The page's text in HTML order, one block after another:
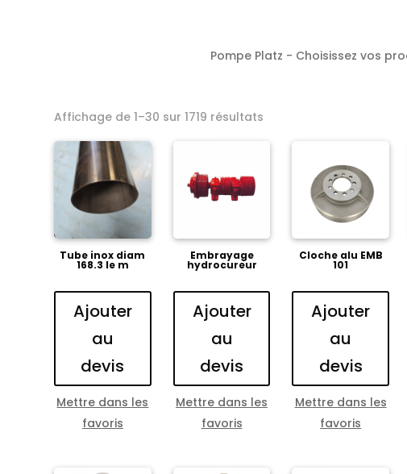
Pompe Platz - Choisissez vos
Affichage de 1–30 sur 1719 résultats
Tube inox diam
168.3 le m
Ajouter
au
devis
Mettre dans les
favoris
Embrayage
hydrocureur
Ajouter
au
devis
Mettre dans les
favoris
Cloche alu EMB
101
Ajouter
au
devis
Mettre dans les
favoris